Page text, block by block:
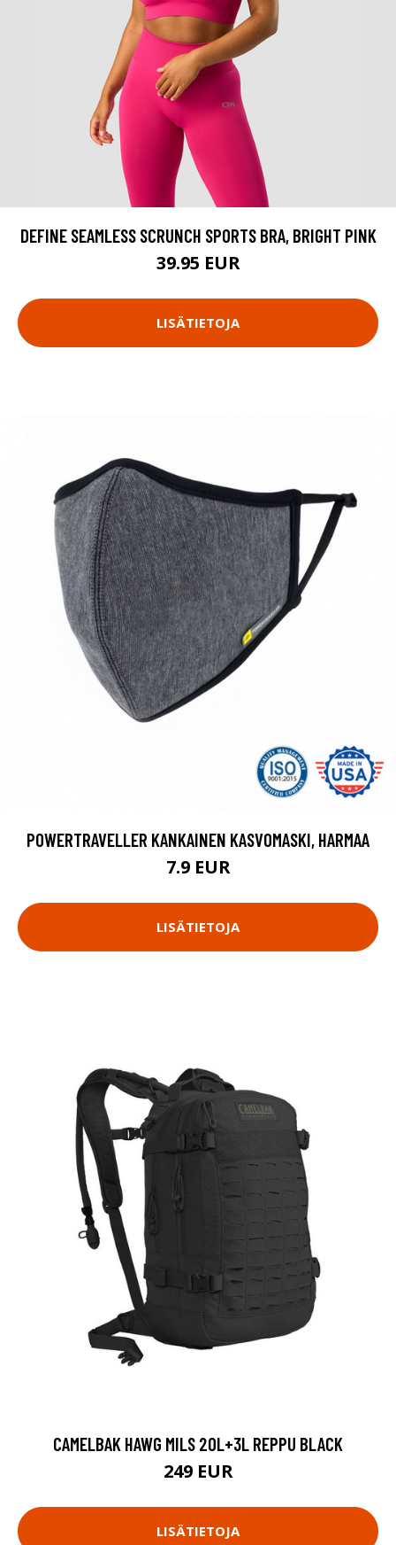
DEFINE SEAMLESS SCRUNCH SPORTS BRA, BRIGHT PINK
39.95 EUR
LISÄTIETOJA
POWERTRAVELLER KANKAINEN KASVOMASKI, HARMAA
7.9 EUR
LISÄTIETOJA
CAMELBAK HAWG MILS 20L+3L REPPU BLACK
249 EUR
LISÄTIETOJA